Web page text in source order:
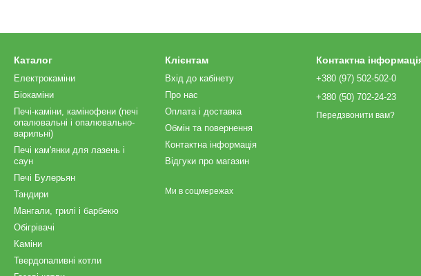
Каталог
Електрокаміни
Біокаміни
Печі-каміни, камінофени (печі
опалювальні і опалювально-
варильні)
Печі кам'янки для лазень і
саун
Печі Булерьян
Тандири
Мангали, грилі і барбекю
Обігрівачі
Каміни
Твердопаливні котли
Клієнтам
Вхід до кабінету
Про нас
Оплата і доставка
Обмін та повернення
Контактна інформація
Відгуки про магазин
Ми в соцмережах
Контактна
+380 (97) 502-502-0
+380 (50) 702-24-23
Передзвонити вам?